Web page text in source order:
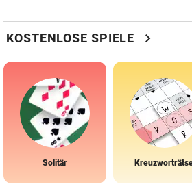
KOSTENLOSE SPIELE chevron_right
Solitär